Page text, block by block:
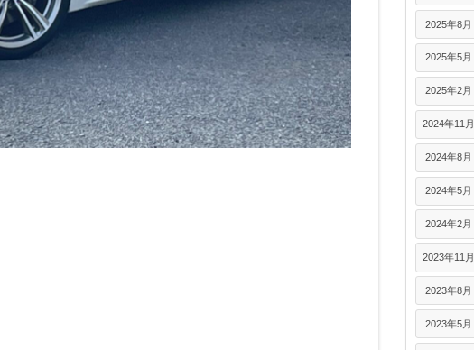
2025年8月
2025年5月
2025年2月
2024年11月
2024年8月
2024年5月
2024年2月
2023年11月
2023年8月
2023年5月